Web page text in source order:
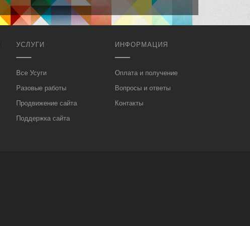
УСЛУГИ
Все Усуги
Разовые работы
Продвижение сайта
Поддержка сайта
ИНФОРМАЦИЯ
Оплата и получение
Вопросы и ответы
Контакты